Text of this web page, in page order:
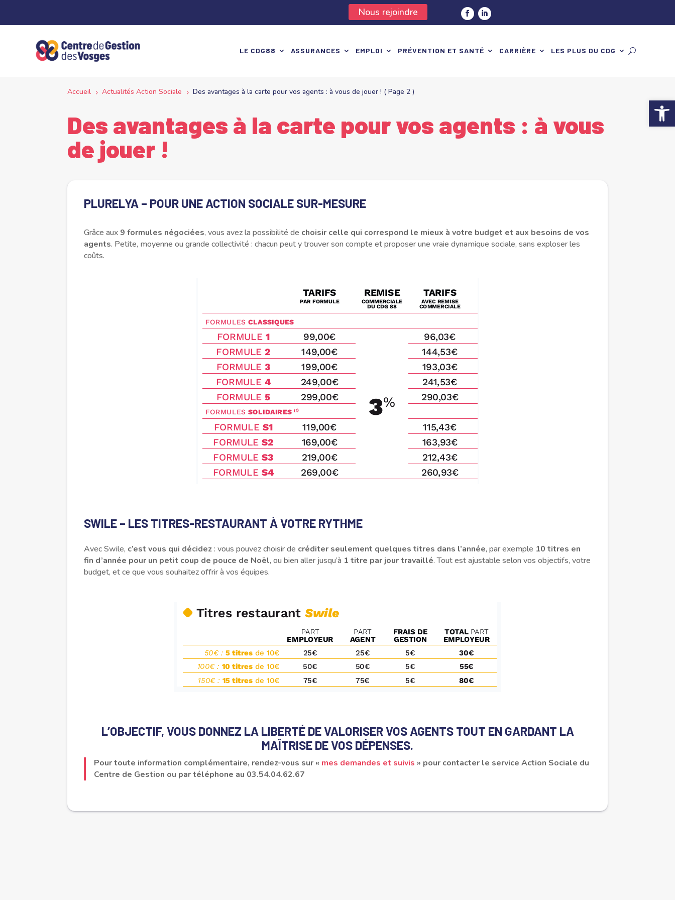
Nous rejoindre
LE CDG88 ASSURANCES EMPLOI PRÉVENTION ET SANTÉ CARRIÈRE LES PLUS DU CDG
Accueil 5 Actualités Action Sociale 5 Des avantages à la carte pour vos agents : à vous de jouer ! ( Page 2 )
Des avantages à la carte pour vos agents : à vous
de jouer !
PLURELYA – POUR UNE ACTION SOCIALE SUR-MESURE
Grâce aux 9 formules négociées, vous avez la possibilité de choisir celle qui correspond le mieux à votre budget et aux besoins de vos
agents. Petite, moyenne ou grande collectivité : chacun peut y trouver son compte et proposer une vraie dynamique sociale, sans exploser les
coûts.
SWILE – LES TITRES-RESTAURANT À VOTRE RYTHME
Avec Swile, c’est vous qui décidez: vous pouvez choisir de créditer seulement quelques titres dans l’année, par exemple 10 titres en
fin d’année pour un petit coup de pouce de Noël, ou bien aller jusqu’à 1 titre par jour travaillé. Tout est ajustable selon vos objectifs, votre
budget, et ce que vous souhaitez offrir à vos équipes.
L’OBJECTIF, VOUS DONNEZ LA LIBERTÉ DE VALORISER VOS AGENTS TOUT EN GARDANT LA
MAÎTRISE DE VOS DÉPENSES.
Pour toute information complémentaire, rendez-vous sur « mes demandes et suivis » pour contacter le service Action Sociale du
Centre de Gestion ou par téléphone au 03.54.04.62.67